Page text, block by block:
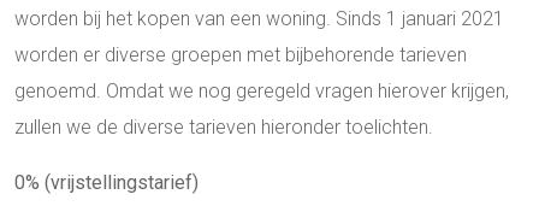
worden bij het kopen van een woning. Sinds 1 januari 2021
worden er diverse groepen met bijbehorende tarieven
genoemd. Omdat we nog geregeld vragen hierover krijgen,
zullen we de diverse tarieven hieronder toelichten.
0% (vrijstellingstarief)